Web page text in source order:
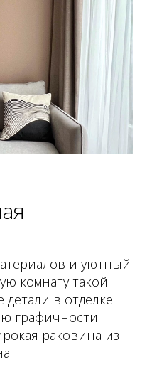
и уютный
комнату такой
в отделке
графичности.
раковина из